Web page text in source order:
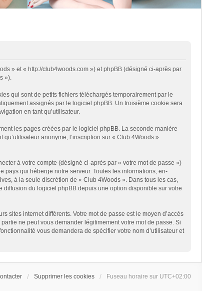
» et « http://club4woods.com ») et phpBB (désigné ci-après par
»).
qui sont de petits fichiers téléchargés temporairement par le
assignés par le logiciel phpBB. Un troisième cookie sera
en tant qu’utilisateur.
les pages créées par le logiciel phpBB. La seconde manière
anonyme, l’inscription sur « Club 4Woods »
à votre compte (désigné ci-après par « votre mot de passe »)
qui héberge notre serveur. Toutes les informations, en-
à la seule discrétion de « Club 4Woods ». Dans tous les cas,
du logiciel phpBB depuis une option disponible sur votre
sites internet différents. Votre mot de passe est le moyen d’accès
ne peut vous demander légitimement votre mot de passe. Si
vous demandera de spécifier votre nom d’utilisateur et
Supprimer les cookies Fuseau horaire sur UTC+02:00